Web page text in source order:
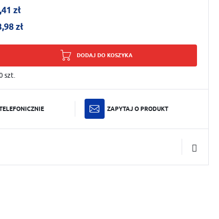
zł
zł
DODAJ DO KOSZYKA
szt.
ZAPYTAJ O PRODUKT